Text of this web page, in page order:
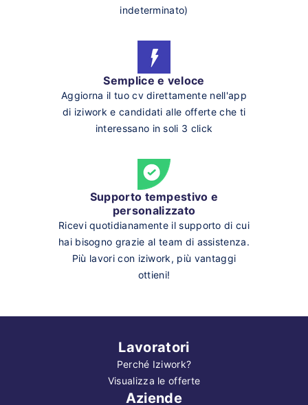
indeterminato)
Semplice e veloce
Aggiorna il tuo cv direttamente nell'app
di iziwork e candidati alle offerte che ti
interessano in soli 3 click
Supporto tempestivo e
personalizzato
Ricevi quotidianamente il supporto di cui
hai bisogno grazie al team di assistenza.
Più lavori con iziwork, più vantaggi
ottieni!
Lavoratori
Perché Iziwork?
Visualizza le offerte
Aziende